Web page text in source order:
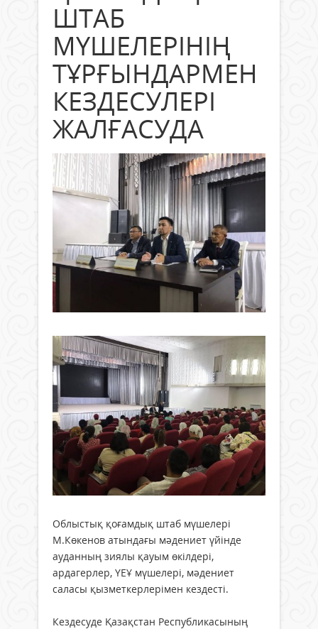
ШТАБ
МҮШЕЛЕРІНІҢ
ТҰРҒЫНДАРМЕН
КЕЗДЕСУЛЕРІ
ЖАЛҒАСУДА
Облыстық қоғамдық штаб мүшелері
М.Көкенов атындағы мәдениет үйінде
ауданның зиялы қауым өкілдері,
ардагерлер, ҮЕҰ мүшелері, мәдениет
саласы қызметкерлерімен кездесті.
Кездесуде Қазақстан Республикасының